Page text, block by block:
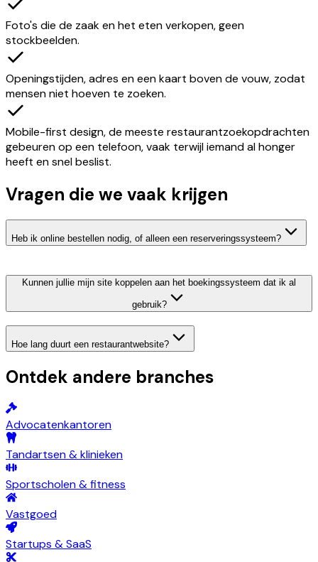
Foto's die de zaak en het eten verkopen, geen
stockbeelden.
Openingstijden, adres en een kaart boven de vouw, zodat
mensen niet hoeven te zoeken.
Mobile-first design, de meeste restaurantzoekopdrachten
gebeuren op een telefoon, vaak terwijl iemand al honger
heeft en snel beslist.
Vragen die we vaak krijgen
Heb ik online bestellen nodig, of alleen een reserveringssysteem?
Kunnen jullie mijn site koppelen aan het boekingssysteem dat ik al
gebruik?
Hoe lang duurt een restaurantwebsite?
Ontdek andere branches
Advocatenkantoren
Tandartsen & klinieken
Sportscholen & fitness
Vastgoed
Startups & SaaS